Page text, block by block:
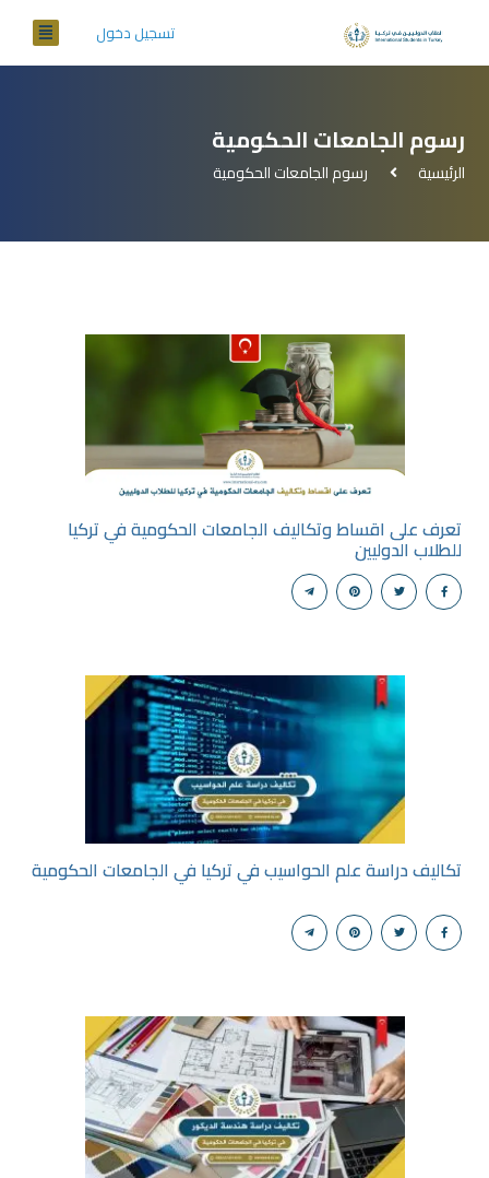
تسجيل دخول
رسوم الجامعات الحكومية
الرئيسية رسوم الجامعات الحكومية
تعرف على اقساط وتكاليف الجامعات الحكومية في تركيا
للطلاب الدوليين
تكاليف دراسة علم الحواسيب في تركيا في الجامعات الحكومية